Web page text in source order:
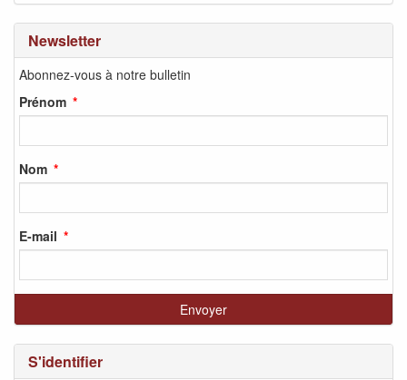
Newsletter
Abonnez-vous à notre bulletin
Prénom
Nom
E-mail
S'identifier